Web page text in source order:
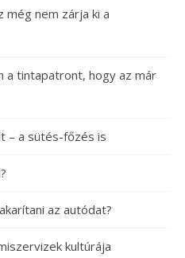
még nem zárja ki a
a tintapatront, hogy az már
– a sütés-főzés is
az autódat?
kultúrája